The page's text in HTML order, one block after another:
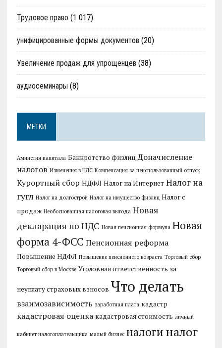
Трудовое право (1 017)
унифицированные формы документов (20)
Увеличение продаж для упрощенцев (38)
аудиосеминары (8)
МЕТКИ
Амнистия капитала Банкротство физлиц Доначисление
налогов Изменения в НДС Компенсация за неиспользованный отпуск
Курортный сбор НДФЛ Налог на Интернет Налог на
гугл Налог на долгострой Налог на имущество физлиц Налог с
продаж Необоснованная налоговая выгода Новая
декларация по НДС Новая пенсионная формула Новая
форма 4-ФСС Пенсионная реформа
Повышение НДФЛ Повышение пенсионного возраста Торговый сбор
Торговый сбор в Москве Уголовная ответственность за
неуплату страховых взносов Что делать
взаимозависимость заработная плата кадастр
кадастровая оценка кадастровая стоимость личный
кабинет налогоплательщика малый бизнес налоги налог